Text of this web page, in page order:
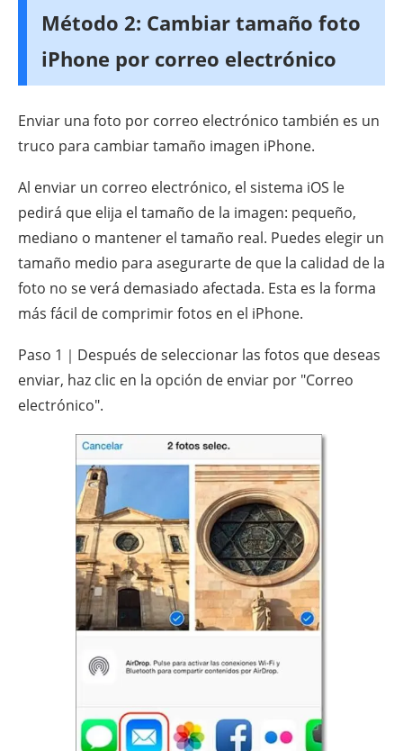
Método 2: Cambiar tamaño foto
iPhone por correo electrónico
Enviar una foto por correo electrónico también es un
truco para cambiar tamaño imagen iPhone.
Al enviar un correo electrónico, el sistema iOS le
pedirá que elija el tamaño de la imagen: pequeño,
mediano o mantener el tamaño real. Puedes elegir un
tamaño medio para asegurarte de que la calidad de la
foto no se verá demasiado afectada. Esta es la forma
más fácil de comprimir fotos en el iPhone.
Paso 1｜Después de seleccionar las fotos que deseas
enviar, haz clic en la opción de enviar por "Correo
electrónico".